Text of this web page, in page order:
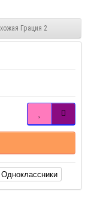
Грация 2
Одноклассники